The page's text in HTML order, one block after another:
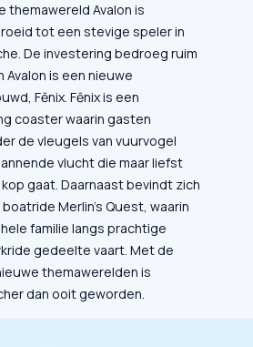
themawereld Avalon is
tot een stevige speler in
De investering bedroeg ruim
Avalon is een nieuwe
Fēnix. Fēnix is een
coaster waarin gasten
de vleugels van vuurvogel
vlucht die maar liefst
gaat. Daarnaast bevindt zich
Merlin’s Quest, waarin
familie langs prachtige
gedeelte vaart. Met de
themawerelden is
dan ooit geworden.